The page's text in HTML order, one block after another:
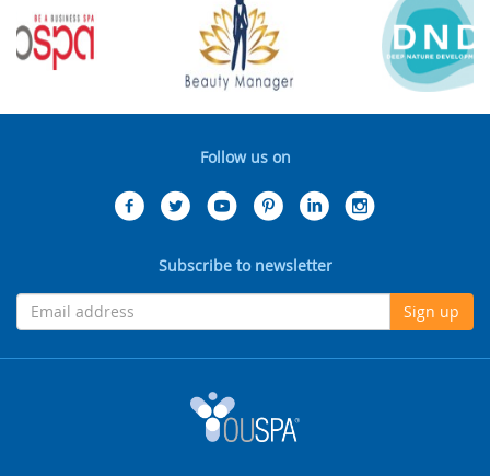
Follow us on
Subscribe to newsletter
Sign up